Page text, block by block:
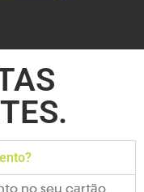
no seu cartão